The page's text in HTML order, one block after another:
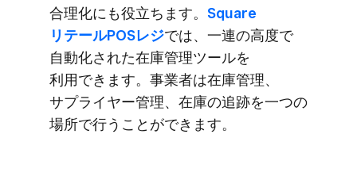
合理化にも​役立ちます。 ​Square
リテールPOSレジでは、​一連の​高度で​
自動化された​在庫管理ツールを​
利用できます。​事業者は​在庫管理、​
サプライヤー管理、​在庫の​追跡を​一つの​
場所で​行うことができます。